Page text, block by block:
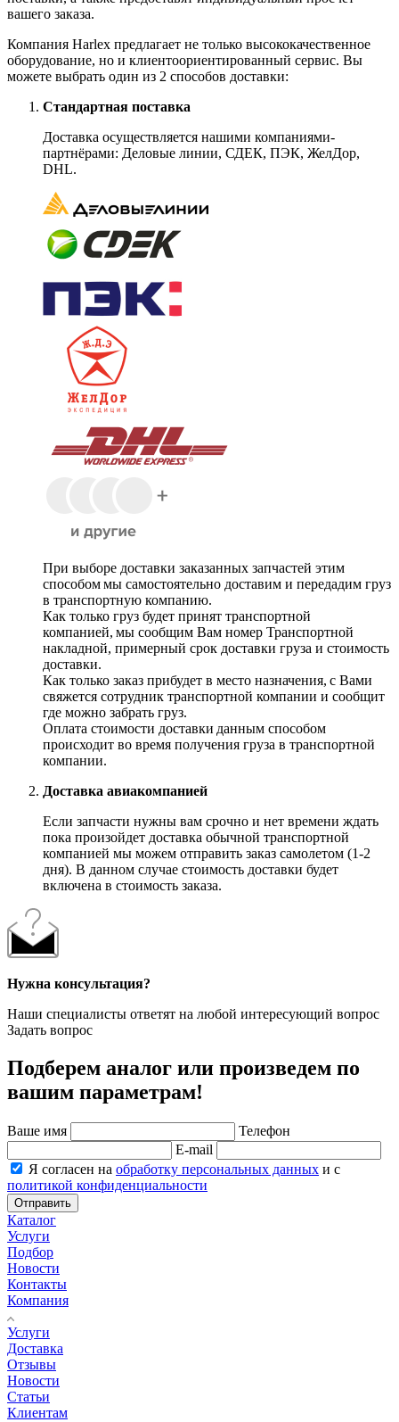
вашего заказа.
Компания Harlex предлагает не только высококачественное
оборудование, но и клиентоориентированный сервис. Вы
можете выбрать один из 2 способов доставки:
Стандартная поставка
Доставка осуществляется нашими компаниями-
партнёрами: Деловые линии, СДЕК, ПЭК, ЖелДор,
DHL.
При выборе доставки заказанных запчастей этим
способом мы самостоятельно доставим и передадим груз
в транспортную компанию.
Как только груз будет принят транспортной
компанией, мы сообщим Вам номер Транспортной
накладной, примерный срок доставки груза и стоимость
доставки.
Как только заказ прибудет в место назначения, с Вами
свяжется сотрудник транспортной компании и сообщит
где можно забрать груз.
Оплата стоимости доставки данным способом
происходит во время получения груза в транспортной
компании.
Доставка авиакомпанией
Если запчасти нужны вам срочно и нет времени ждать
пока произойдет доставка обычной транспортной
компанией мы можем отправить заказ самолетом (1-2
дня). В данном случае стоимость доставки будет
включена в стоимость заказа.
Нужна консультация?
Наши специалисты ответят на любой интересующий вопрос
Задать вопрос
Подберем аналог или произведем по
вашим параметрам!
Ваше имя
Телефон
E-mail
Я согласен на обработку персональных данных и с
политикой конфиденциальности
Отправить
Каталог
Услуги
Подбор
Новости
Контакты
Компания
Услуги
Доставка
Отзывы
Новости
Статьи
Клиентам